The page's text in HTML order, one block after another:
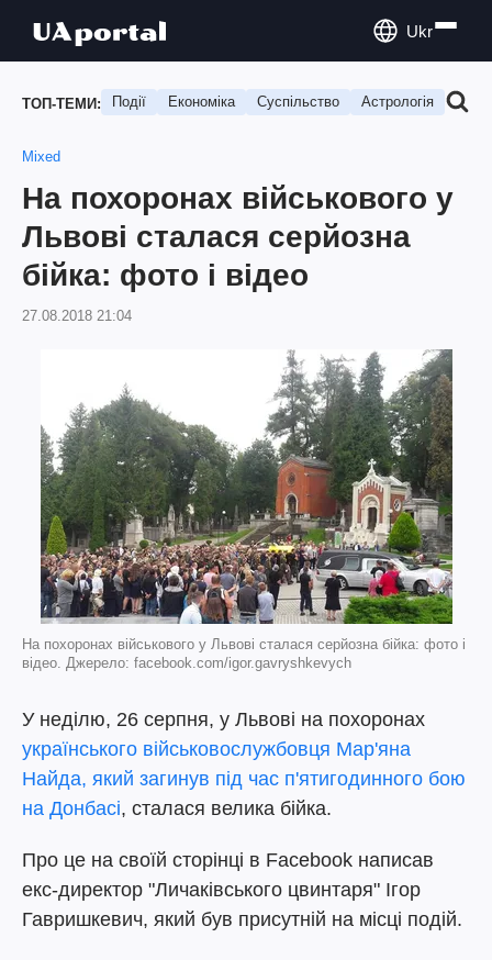
Ukr
ТОП-ТЕМИ: Події Економіка Суспільство Астрологія
Mixed
На похоронах військового у
Львові сталася серйозна
бійка: фото і відео
27.08.2018 21:04
На похоронах військового у Львові сталася серйозна бійка: фото і
відео. Джерело: facebook.com/igor.gavryshkevych
У неділю, 26 серпня, у Львові на похоронах
українського військовослужбовця Мар'яна
Найда, який загинув під час п'ятигодинного бою
на Донбасі, сталася велика бійка.
Про це на своїй сторінці в Facebook написав
екс-директор "Личаківського цвинтаря" Ігор
Гавришкевич, який був присутній на місці подій.